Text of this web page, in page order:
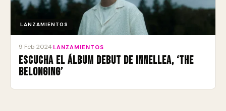
LANZAMIENTOS
9 Feb 2024 LANZAMIENTOS
Escucha el álbum debut de Innellea, ‘The
Belonging’